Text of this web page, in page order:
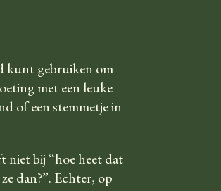
kunt gebruiken om
met een leuke
of een stemmetje in
niet bij “hoe heet dat
dan?”. Echter, op